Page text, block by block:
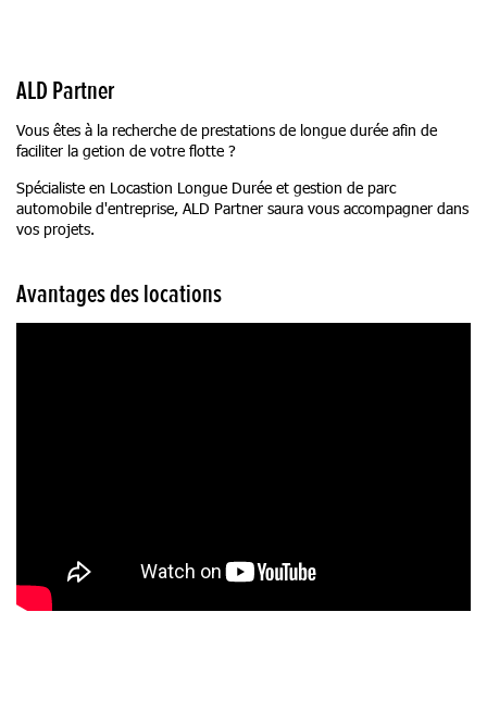
ALD Partner
Vous êtes à la recherche de prestations de longue durée afin de
faciliter la getion de votre flotte ?
Spécialiste en Locastion Longue Durée et gestion de parc
automobile d'entreprise, ALD Partner saura vous accompagner dans
vos projets.
Avantages des locations